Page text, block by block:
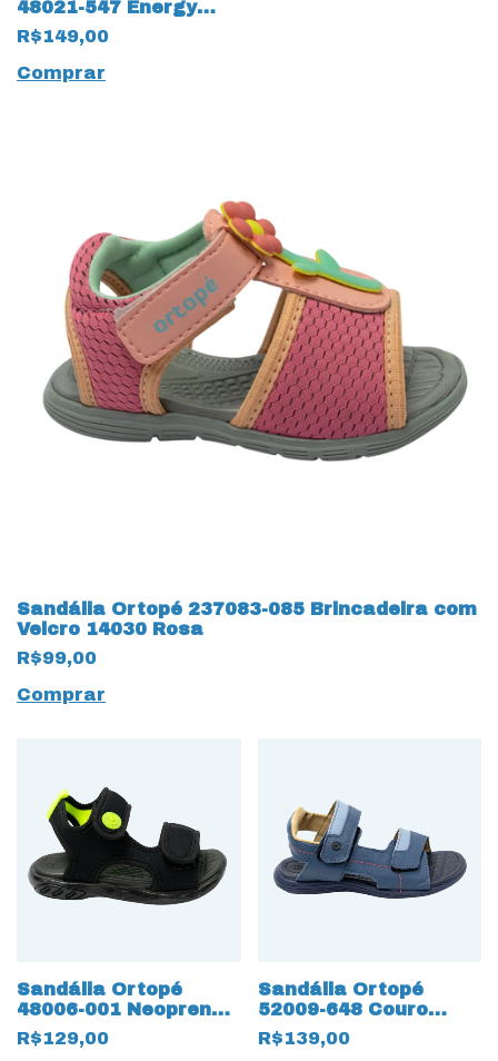
48021-547 Energy
Spider com LED 14031
R$149,00
Comprar
Sandália Ortopé 237083-085 Brincadeira com
Velcro 14030 Rosa
R$99,00
Comprar
Sandália Ortopé
48006-001 Neoprene
12966 com Duplo
Velcro e LED
R$129,00
Sandália Ortopé
52009-648 Couro
Natural 12969 com
Duplo Velcro
R$139,00